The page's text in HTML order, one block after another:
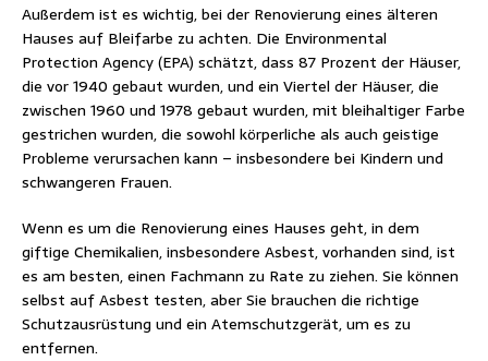
Außerdem ist es wichtig, bei der Renovierung eines älteren
Hauses auf Bleifarbe zu achten. Die Environmental
Protection Agency (EPA) schätzt, dass 87 Prozent der Häuser,
die vor 1940 gebaut wurden, und ein Viertel der Häuser, die
zwischen 1960 und 1978 gebaut wurden, mit bleihaltiger Farbe
gestrichen wurden, die sowohl körperliche als auch geistige
Probleme verursachen kann – insbesondere bei Kindern und
schwangeren Frauen.
Wenn es um die Renovierung eines Hauses geht, in dem
giftige Chemikalien, insbesondere Asbest, vorhanden sind, ist
es am besten, einen Fachmann zu Rate zu ziehen. Sie können
selbst auf Asbest testen, aber Sie brauchen die richtige
Schutzausrüstung und ein Atemschutzgerät, um es zu
entfernen.